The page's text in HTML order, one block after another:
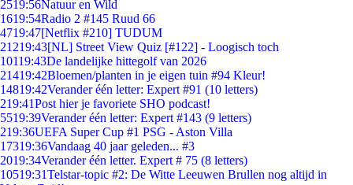
2519:56Natuur en Wild
1619:54Radio 2 #145 Ruud 66
4719:47[Netflix #210] TUDUM
21219:43[NL] Street View Quiz [#122] - Loogisch toch
10119:43De landelijke hittegolf van 2026
21419:42Bloemen/planten in je eigen tuin #94 Kleur!
14819:42Verander één letter: Expert #91 (10 letters)
219:41Post hier je favoriete SHO podcast!
5519:39Verander één letter: Expert #143 (9 letters)
219:36UEFA Super Cup #1 PSG - Aston Villa
17319:36Vandaag 40 jaar geleden... #3
2019:34Verander één letter. Expert # 75 (8 letters)
10519:31Telstar-topic #2: De Witte Leeuwen Brullen nog altijd in